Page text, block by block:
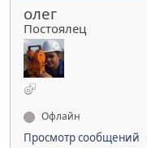
олег
Постоялец
Офлайн
Просмотр сообщений